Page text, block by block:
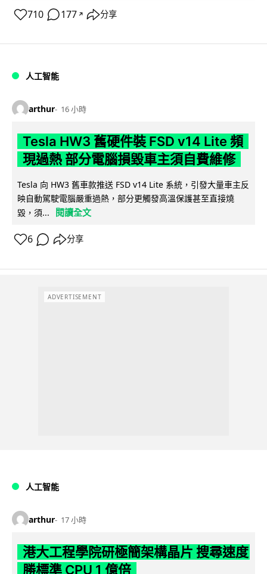
710 177 ↗ 分享
人工智能
arthur 16 小時
Tesla HW3 舊硬件裝 FSD v14 Lite 頻
現過熱 部分電腦損毀車主須自費維修
Tesla 向 HW3 舊車款推送 FSD v14 Lite 系統，引發大量車主反
映自動駕駛電腦嚴重過熱，部分更觸發高溫保護甚至直接燒
毀，須...
閱讀全文
6 分享
ADVERTISEMENT
人工智能
arthur 17 小時
港大工程學院研極簡架構晶片 搜尋速度
勝標準 CPU 1 億倍